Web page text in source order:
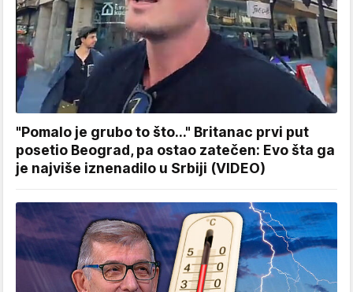
"Pomalo je grubo to što..." Britanac prvi put
posetio Beograd, pa ostao zatečen: Evo šta ga
je najviše iznenadilo u Srbiji (VIDEO)